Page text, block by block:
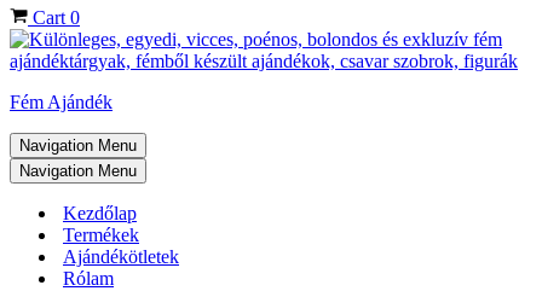
Cart 0
Fém Ajándék
Navigation Menu
Navigation Menu
Kezdőlap
Termékek
Ajándékötletek
Rólam